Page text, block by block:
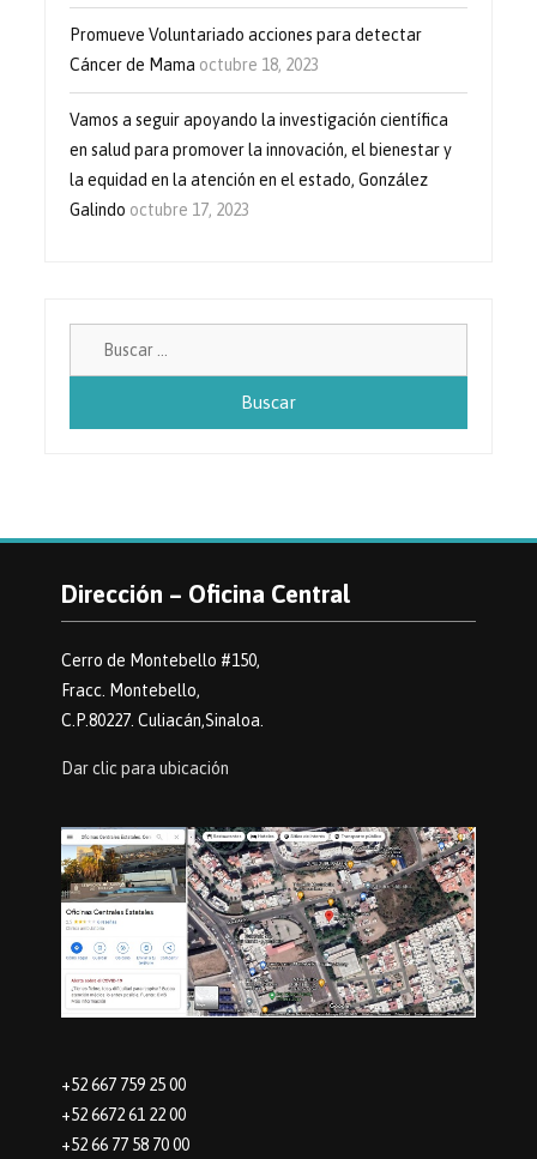
Promueve Voluntariado acciones para detectar
Cáncer de Mama octubre 18, 2023
Vamos a seguir apoyando la investigación científica
en salud para promover la innovación, el bienestar y
la equidad en la atención en el estado, González
Galindo octubre 17, 2023
Dirección – Oficina Central
Cerro de Montebello #150,
Fracc. Montebello,
C.P.80227. Culiacán,Sinaloa.
Dar clic para ubicación
+52 667 759 25 00
+52 6672 61 22 00
+52 66 77 58 70 00